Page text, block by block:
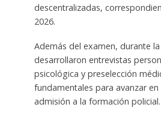
descentralizadas,
2026.
Además del examen, durante
desarrollaron entrevistas
psicológica y preselección
fundamentales para avanzar
admisión a la formación policial.